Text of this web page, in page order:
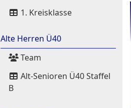
1. Kreisklasse
Alte Herren Ü40
Team
Alt-Senioren Ü40 Staffel
B